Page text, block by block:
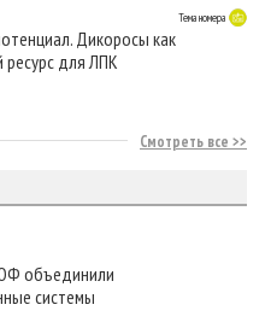
Тема номера
Дикоросы как
ресурс для ЛПК
Смотреть все
объединили
системы